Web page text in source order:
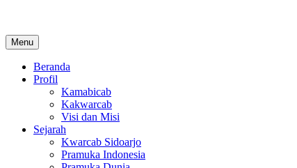
content
Menu
Beranda
Profil
Kamabicab
Kakwarcab
Visi dan Misi
Sejarah
Kwarcab Sidoarjo
Pramuka Indonesia